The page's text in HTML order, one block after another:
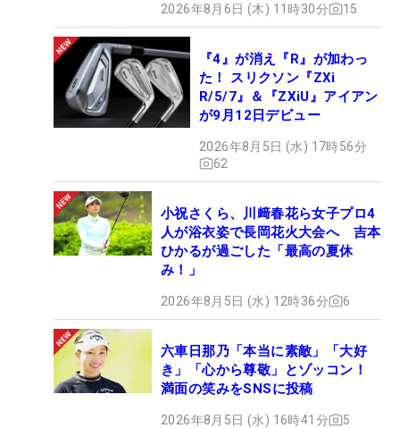
2026年8月6日 (木) 11時30分 15
『4』が消え『R』が加わっ
た！ スリクソン『ZXi
R/5/7』＆『ZXiU』アイアン
が9月12日デビュー
2026年8月5日 (水) 17時56分
62
小祝さくら、川﨑春花ら女子プロ4
人が浴衣姿で長岡花火大会へ 吉本
ひかるが過ごした「最高の夏休
み！」
2026年8月5日 (水) 12時36分 6
六車日那乃「本当に素敵」「大好
き」「心から尊敬」とゾッコン！
満面の笑みをSNSに投稿
2026年8月5日 (水) 16時41分 5